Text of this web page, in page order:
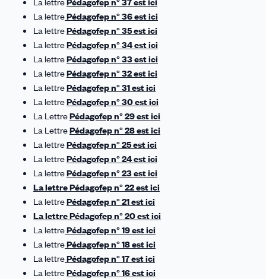
La lettrePédagofep n° 36 est ici
La lettrePédagofep n° 35 est ici
La lettrePédagofep n° 34 est ici
La lettrePédagofep n° 33 est ici
La lettrePédagofep n° 32 est ici
La lettrePédagofep n° 31 est ici
La lettrePédagofep n° 30 est ici
La LettrePédagofep n° 29 est ici
La LettrePédagofep n° 28 est ici
La lettrePédagofep n° 25 est ici
La lettrePédagofep n° 24 est ici
La lettrePédagofep n° 23 est ici
La lettre Pédagofep n° 22 est ici
La lettrePédagofep n° 21 est ici
La lettre Pédagofep n° 20 est ici
La lettrePédagofep n° 19 est ici
La lettrePédagofep n° 18 est ici
La lettrePédagofep n° 17 est ici
La lettrePédagofep n° 16 est ici